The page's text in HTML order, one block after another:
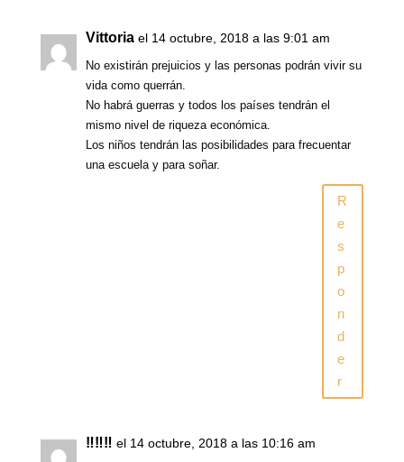
Vittoria el 14 octubre, 2018 a las 9:01 am
No existirán prejuicios y las personas podrán vivir su
vida como querrán.
No habrá guerras y todos los países tendrán el
mismo nivel de riqueza económica.
Los niños tendrán las posibilidades para frecuentar
una escuela y para soñar.
R
e
s
p
o
n
d
e
r
‼️‼️‼️ el 14 octubre, 2018 a las 10:16 am